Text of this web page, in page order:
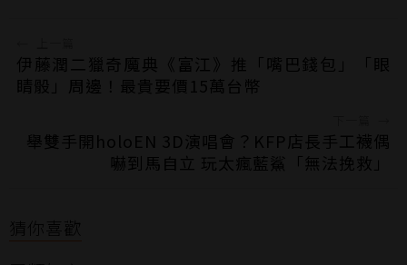
伊藤潤二獵奇魔典《富江》推「嘴巴錢包」「眼
睛骰」周邊！最貴要價15萬台幣
舉雙手開holoEN 3D演唱會？KFP店長手工襪偶
嚇到馬自立 玩太瘋藍鯊「無法挽救」
猜你喜歡